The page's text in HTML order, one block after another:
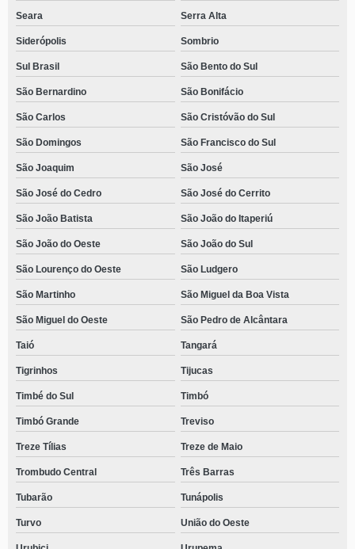
Seara Serra Alta
Siderópolis Sombrio
Sul Brasil São Bento do Sul
São Bernardino São Bonifácio
São Carlos São Cristóvão do Sul
São Domingos São Francisco do Sul
São Joaquim São José
São José do Cedro São José do Cerrito
São João Batista São João do Itaperiú
São João do Oeste São João do Sul
São Lourenço do Oeste São Ludgero
São Martinho São Miguel da Boa Vista
São Miguel do Oeste São Pedro de Alcântara
Taió Tangará
Tigrinhos Tijucas
Timbé do Sul Timbó
Timbó Grande Treviso
Treze Tílias Treze de Maio
Trombudo Central Três Barras
Tubarão Tunápolis
Turvo União do Oeste